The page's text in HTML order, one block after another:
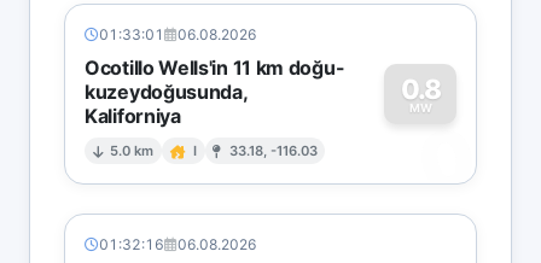
01:33:01 06.08.2026
Ocotillo Wells'in 11 km doğu-
kuzeydoğusunda,
Kaliforniya
5.0 km I 33.18, -116.03
0.8
MW
0
01:32:16 06.08.2026